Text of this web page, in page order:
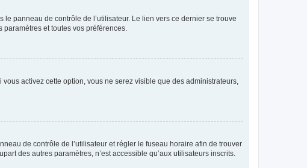
panneau de contrôle de l’utilisateur. Le lien vers ce dernier se trouve
et toutes vos préférences.
activez cette option, vous ne serez visible que des administrateurs,
de contrôle de l’utilisateur et régler le fuseau horaire afin de trouver
des autres paramètres, n’est accessible qu’aux utilisateurs inscrits.